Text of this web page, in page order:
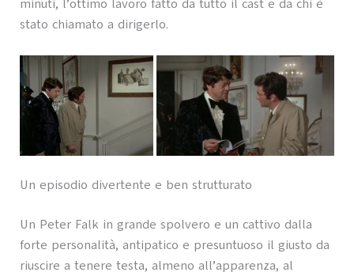
minuti, l’ottimo lavoro fatto da tutto il cast e da chi è
stato chiamato a dirigerlo.
Un episodio divertente e ben strutturato
Un Peter Falk in grande spolvero e un cattivo dalla
forte personalità, antipatico e presuntuoso il giusto da
riuscire a tenere testa, almeno all’apparenza, al